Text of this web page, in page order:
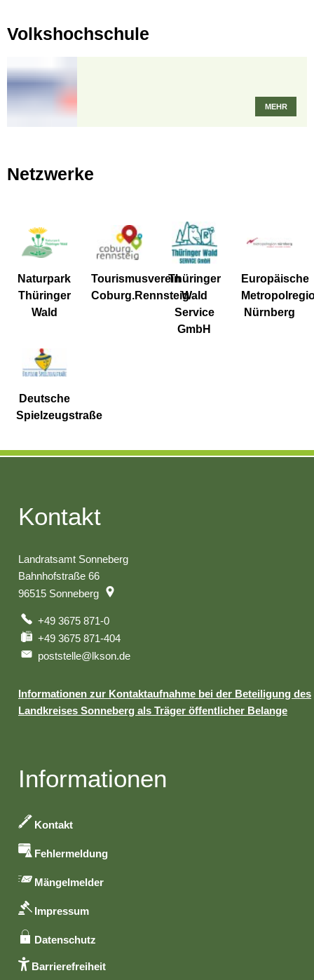
Volkshochschule
MEHR
Netzwerke
Naturpark
Thüringer
Wald
Tourismusverein
Coburg.Rennsteig
Thüringer
Wald
Service
GmbH
Europäische
Nürnberg
Deutsche
Spielzeugstraße
Kontakt
Landratsamt Sonneberg
Bahnhofstraße 66
96515 Sonneberg
+49 3675 871-0
+49 3675 871-404
poststelle@lkson.de
Informationen zur Kontaktaufnahme bei der Beteiligung des
Landkreises Sonneberg als Träger öffentlicher Belange
Informationen
Kontakt
Fehlermeldung
Mängelmelder
Impressum
Datenschutz
Barrierefreiheit